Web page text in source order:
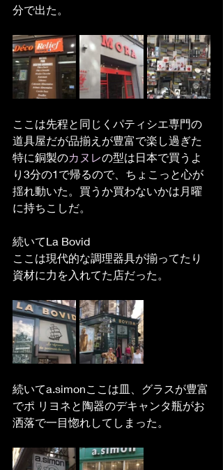
分で出た。
ここは先程と同じくパティシエ専門の
道具屋だが品揃えが豊富で楽し過ぎた
特に銅製のカヌレの型は日本で買うよ
り3分の1で帰るので、ちょこっと心が
揺れ動いた。買うか買わないかは月曜
に持ちこしだ。
続いてLa Bovid
ここは現代的な調理器具が揃ってたり
資材に力を入れてた店だった。
続いてa.simonここは皿、グラスが豊富
でポ リヨネと陶器のデキャンタ瓶がお
洒落で一目惚れしてしまった。